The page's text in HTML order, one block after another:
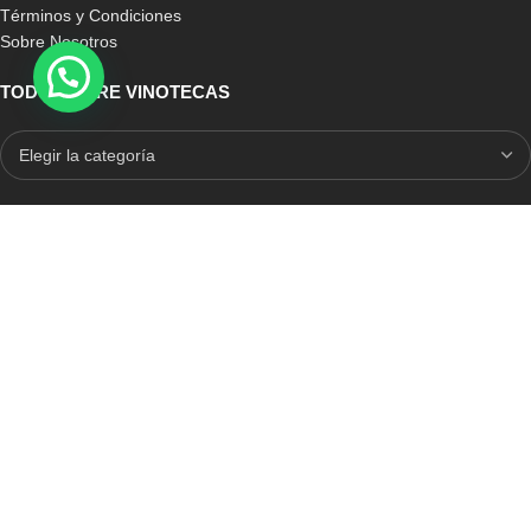
Términos y Condiciones
Sobre Nosotros
TODO SOBRE VINOTECAS